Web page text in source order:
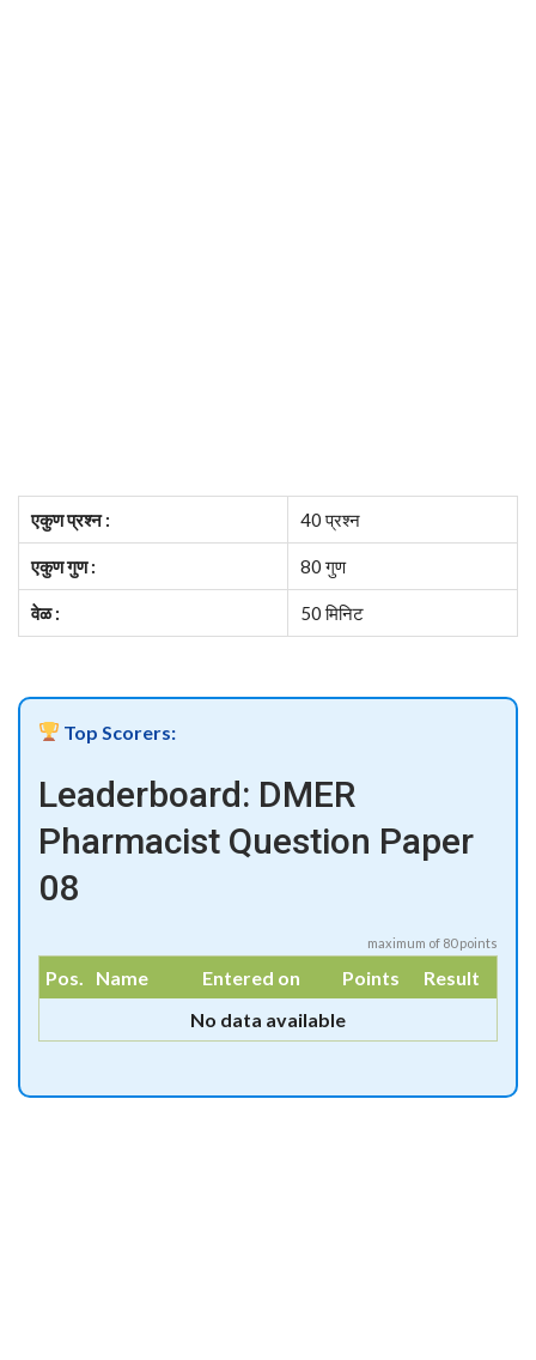
एकुण प्रश्न : 40 प्रश्न
एकुण गुण : 80 गुण
वेळ : 50 मिनिट
Top Scorers:
Leaderboard: DMER
Pharmacist Question Paper
08
maximum of 80 points
Pos. Name Entered on Points
Result
No data available